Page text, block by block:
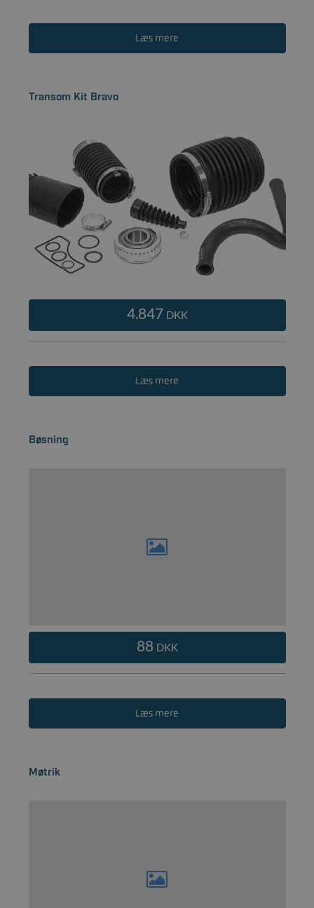
Læs mere
Transom Kit Bravo
4.847 DKK
Læs mere
Bøsning
88 DKK
Læs mere
Møtrik